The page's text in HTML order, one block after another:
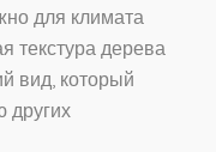
для климата
текстура дерева
вид, который
других